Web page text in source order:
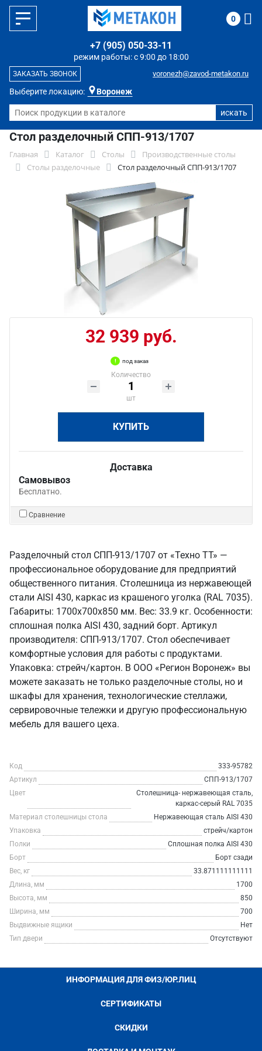
Выберите локацию: Воронеж
режим работы: с 9:00 до 18:00
+7 (905) 050-33-11
voronezh@zavod-metakon.ru
ЗАКАЗАТЬ ЗВОНОК
0
Стол разделочный СПП-913/1707
Главная Каталог Столы
Производственные столы
Столы разделочные
Стол разделочный СПП-913/1707
32 939 руб.
под заказ
Количество
шт
КУПИТЬ
Доставка
Самовывоз
Бесплатно.
Сравнение
Разделочный стол СПП-913/1707 от «Техно ТТ» —
профессиональное оборудование для предприятий
общественного питания. Столешница из нержавеющей
стали AISI 430, каркас из крашеного уголка (RAL 7035).
Габариты: 1700x700x850 мм. Вес: 33.9 кг. Особенности:
сплошная полка AISI 430, задний борт. Артикул
производителя: СПП-913/1707. Стол обеспечивает
комфортные условия для работы с продуктами.
Упаковка: стрейч/картон. В ООО «Регион Воронеж» вы
можете заказать не только разделочные столы, но и
шкафы для хранения, технологические стеллажи,
сервировочные тележки и другую профессиональную
мебель для вашего цеха.
Код
333-95782
Артикул
СПП-913/1707
Цвет
Столешница- нержавеющая сталь,
каркас-серый RAL 7035
Материал столешницы стола
Нержавеющая сталь AISI 430
Упаковка
стрейч/картон
Полки
Сплошная полка AISI 430
Борт
Борт сзади
Вес, кг
33.871111111111
Длина, мм
1700
Высота, мм
850
Ширина, мм
700
Выдвижные ящики
Нет
Тип двери
Отсутствуют
ИНФОРМАЦИЯ ДЛЯ ФИЗ/ЮР.ЛИЦ
СЕРТИФИКАТЫ
СКИДКИ